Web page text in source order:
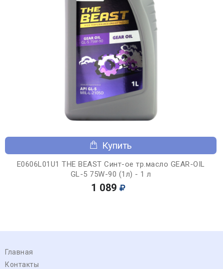
Купить
E0606L01U1 THE BEAST Синт-ое тр.масло GEAR-OIL
GL-5 75W-90 (1л) - 1 л
1 089
Главная
Контакты